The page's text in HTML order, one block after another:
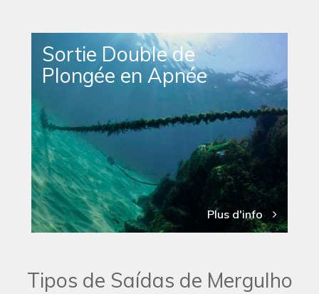
Sortie Double de
Plongée en Apnée
Plus d'info
Tipos de Saídas de Mergulho